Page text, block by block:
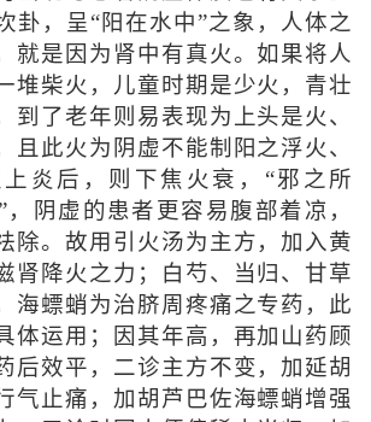
卦，呈“阳在水中”之象，人体之
就是因为肾中有真火。如果将人
堆柴火，儿童时期是少火，青壮
到了老年则易表现为上头是火、
且此火为阴虚不能制阳之浮火、
炎后，则下焦火衰，“邪之所
阴虚的患者更容易腹部着凉，
除。故用引火汤为主方，加入黄
肾降火之力；白芍、当归、甘草
海螵蛸为治脐周疼痛之专药，此
体运用；因其年高，再加山药顾
后效平，二诊主方不变，加延胡
气止痛，加胡芦巴佐海螵蛸增强